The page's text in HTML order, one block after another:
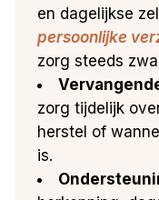
en dagelijkse
persoonlijke
zorg steeds
zorg tijdelijk
herstel of
is.